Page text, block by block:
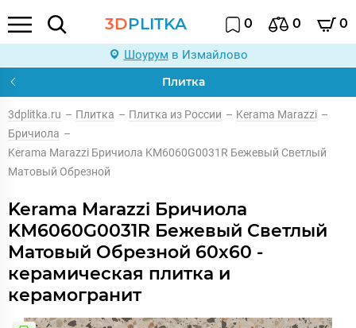
3DPLITKA 0 0 0
Шоурум в Измайлово
Плитка
3dplitka.ru – Плитка – Плитка из России – Kerama Marazzi –
Бричиола –
Kerama Marazzi Бричиола KM6060G0031R Бежевый Светлый
Матовый Обрезной
Kerama Marazzi Бричиола
KM6060G0031R Бежевый Светлый
Матовый Обрезной 60x60 -
керамическая плитка и
керамогранит